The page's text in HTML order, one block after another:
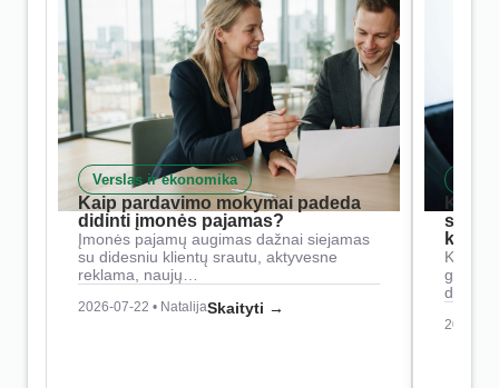
Verslas ir ekonomika
Kaip pardavimo mokymai padeda
didinti įmonės pajamas?
Įmonės pajamų augimas dažnai siejamas
su didesniu klientų srautu, aktyvesne
reklama, naujų…
2026-07-22 • NatalijaSkaityti →
Kaip
2026-